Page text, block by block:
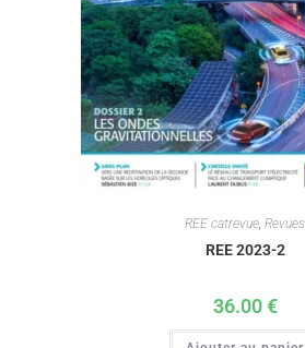
REE catrevue Revues
REE 2023-2
36.00€